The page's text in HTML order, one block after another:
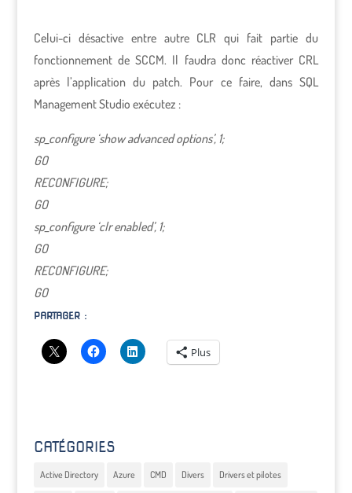
Celui-ci désactive entre autre CLR qui fait partie du
fonctionnement de SCCM. Il faudra donc réactiver CRL
après l’application du patch. Pour ce faire, dans SQL
Management Studio exécutez :
sp_configure ‘show advanced options’, 1;
GO
RECONFIGURE;
GO
sp_configure ‘clr enabled’, 1;
GO
RECONFIGURE;
GO
PARTAGER :
Plus
CATÉGORIES
Active Directory Azure CMD Divers Drivers et pilotes